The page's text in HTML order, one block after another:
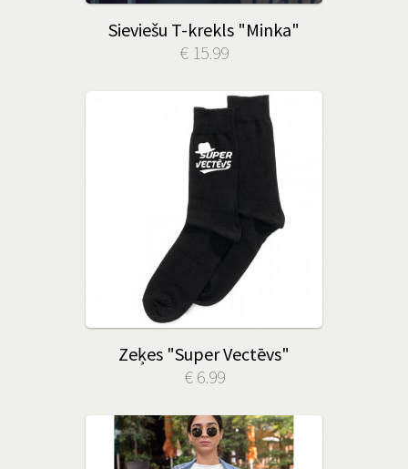
Sieviešu T-krekls "Minka"
€ 15.99
Zeķes "Super Vectēvs"
€ 6.99